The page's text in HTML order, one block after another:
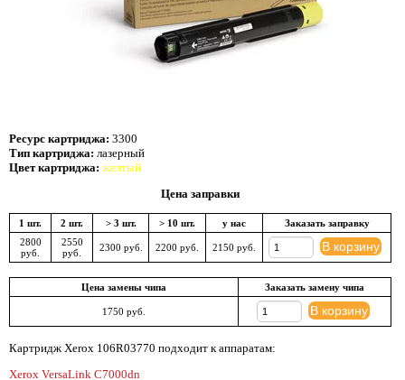
Ресурс картриджа: 3300
Тип картриджа: лазерный
Цвет картриджа: желтый
Цена заправки
1 шт. 2 шт. > 3 шт. > 10 шт. у нас
Заказать заправку
2800
руб.
2550
руб.
2300 руб. 2200 руб. 2150 руб. В корзину
Цена замены чипа Заказать замену чипа
1750 руб. В корзину
Картридж Xerox 106R03770 подходит к аппаратам:
Xerox VersaLink C7000dn